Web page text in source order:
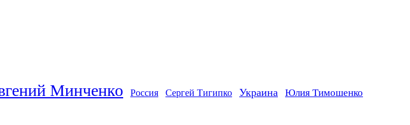
Минченко Россия Сергей Тигипко Украина Юлия Тимошенко